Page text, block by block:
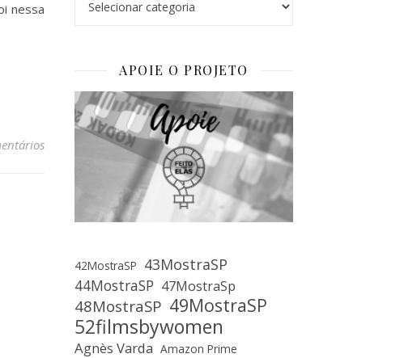
nessa
APOIE O PROJETO
42MostraSP 43MostraSP
44MostraSP 47MostraSp
48MostraSP 49MostraSP
52filmsbywomen
Agnès Varda Amazon Prime